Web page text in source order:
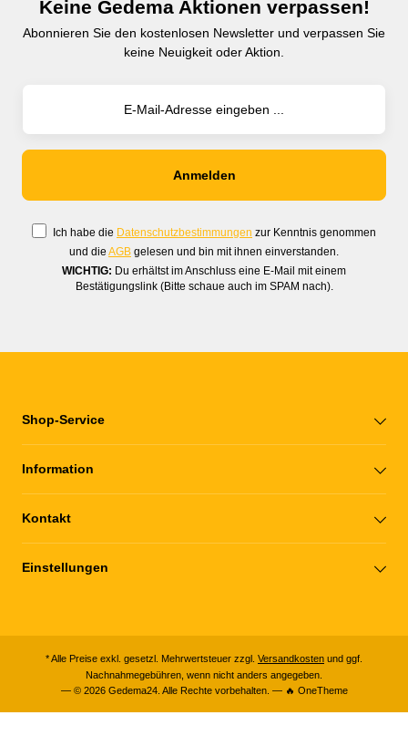
Keine Gedema Aktionen verpassen!
Abonnieren Sie den kostenlosen Newsletter und verpassen Sie
keine Neuigkeit oder Aktion.
Ich habe die Datenschutzbestimmungen zur Kenntnis genommen
und die AGB gelesen und bin mit ihnen einverstanden.
WICHTIG: Du erhältst im Anschluss eine E-Mail mit einem
Bestätigungslink (Bitte schaue auch im SPAM nach).
Shop-Service
Information
Kontakt
Einstellungen
* Alle Preise exkl. gesetzl. Mehrwertsteuer zzgl. Versandkosten und ggf.
Nachnahmegebühren, wenn nicht anders angegeben.
— © 2026 Gedema24. Alle Rechte vorbehalten. — 🔥 OneTheme